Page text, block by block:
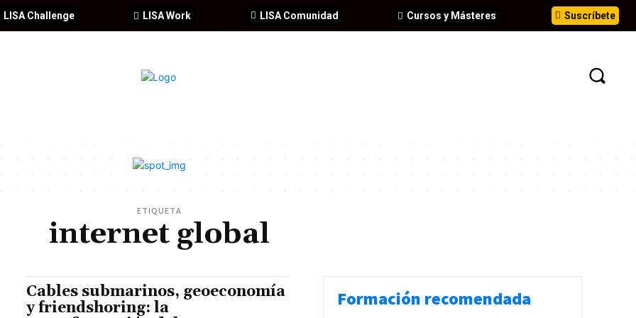
Suscríbete
Cursos y Másteres
LISA Comunidad
LISA Work
LISA Challenge
ETIQUETA
internet global
Cables submarinos, geoeconomía
y friendshoring: la
Formación recomendada